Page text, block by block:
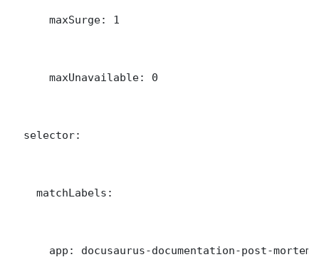
      maxSurge: 1
      maxUnavailable: 0
  selector:
    matchLabels:
app: docusaurus-documentation-post-